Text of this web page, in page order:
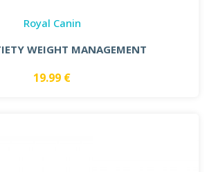
Royal Canin
WEIGHT MANAGEMENT
19.99 €